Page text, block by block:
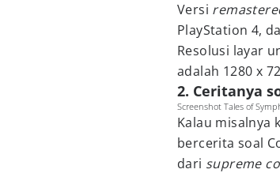
Versi
PlayStation 4,
Resolusi layar
adalah 1280 x
2. Ceritanya
Screenshot Tales of
Kalau misalnya
bercerita soal
dari supreme